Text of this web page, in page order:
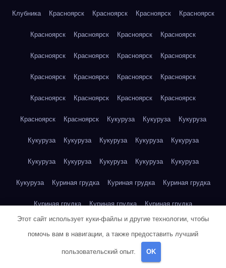
Клубника Красноярск Красноярск Красноярск Красноярск
Красноярск Красноярск Красноярск Красноярск
Красноярск Красноярск Красноярск Красноярск
Красноярск Красноярск Красноярск Красноярск
Красноярск Красноярск Красноярск Красноярск
Красноярск Красноярск Кукуруза Кукуруза Кукуруза
Кукуруза Кукуруза Кукуруза Кукуруза Кукуруза
Кукуруза Кукуруза Кукуруза Кукуруза Кукуруза
Кукуруза Куриная грудка Куриная грудка Куриная грудка
Куриная грудка Куриная грудка Куриная грудка
Куриная грудка Куриная грудка
Этот сайт использует куки-файлы и другие технологии, чтобы
помочь вам в навигации, а также предоставить лучший
пользовательский опыт. OK